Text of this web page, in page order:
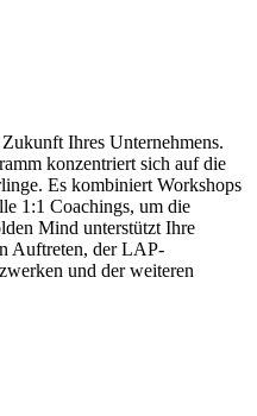
Ihres Unternehmens.
konzentriert sich auf die
Es kombiniert Workshops
1:1 Coachings, um die
Mind unterstützt Ihre
Auftreten, der LAP-
und der weiteren